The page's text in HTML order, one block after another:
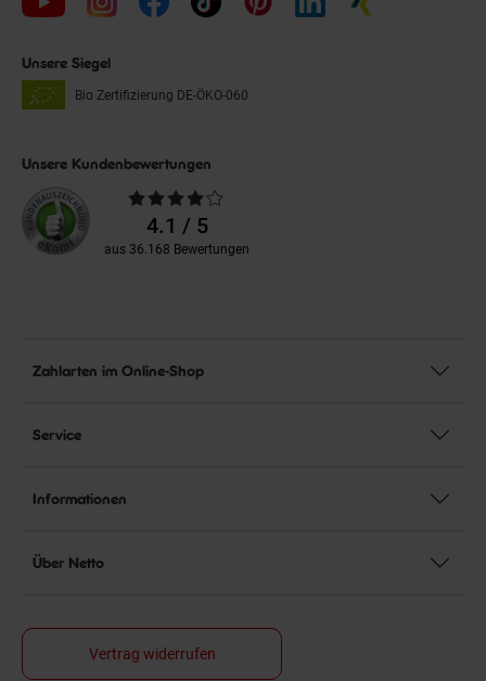
Unsere Siegel
Bio Zertifizierung DE-ÖKO-060
Unsere Kundenbewertungen
Durchschnittliche
Bewertungen4.1 / 5
aus 36.168 Bewertungen
Zahlarten im Online-Shop
Service
Informationen
Über Netto
Vertrag widerrufen